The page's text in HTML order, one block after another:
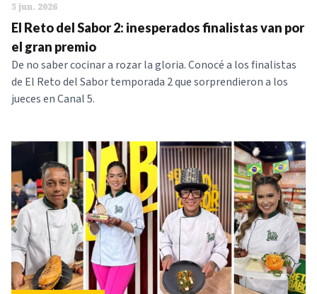
5 jun. 2026
El Reto del Sabor 2: inesperados finalistas van por
el gran premio
De no saber cocinar a rozar la gloria. Conocé a los finalistas
de El Reto del Sabor temporada 2 que sorprendieron a los
jueces en Canal 5.